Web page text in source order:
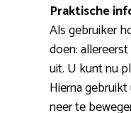
Praktische
Als gebruiker
doen:
uit. U kunt nu
Hierna
neer te